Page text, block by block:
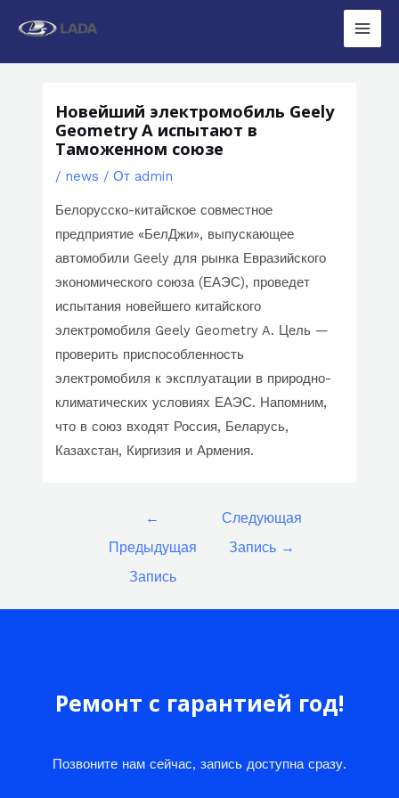
Main
Новейший электромобиль Geely
Geometry A испытают в
Таможенном союзе
/ news / От admin
Белорусско-китайское совместное
предприятие «БелДжи», выпускающее
автомобили Geely для рынка Евразийского
экономического союза (ЕАЭС), проведет
испытания новейшего китайского
электромобиля Geely Geometry A. Цель —
проверить приспособленность
электромобиля к эксплуатации в природно-
климатических условиях ЕАЭС. Напомним,
что в союз входят Россия, Беларусь,
Казахстан, Киргизия и Армения.
←
Предыдущая
Запись
Следующая
Запись →
Ремонт с гарантией год!
Позвоните нам сейчас, запись доступна сразу.